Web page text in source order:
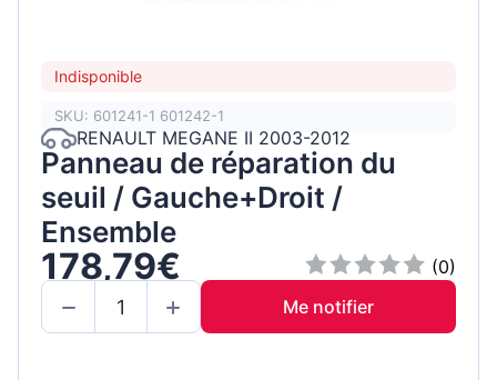
Indisponible
SKU: 601241-1 601242-1
RENAULT MEGANE II 2003-2012
Panneau de réparation du
seuil / Gauche+Droit /
Ensemble
178,79€
(0)
Me notifier